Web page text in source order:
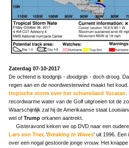
Zaterdag 07-10-2017
De ochtend is loodgrijs - doodgrijs- doch droog.
regen aan en de noordwestenwind maakt het
tropische storm over het schiereiland Yucatan
recordwarme water van de Golf uitgroeien tot de
Waarschijnlijk zal hij de Amerikaanse staat
wel of Trumporkanen aantrekt.
Gisteravond keken we op DVD naar een
Lars von Trier,'Breaking te Waves' uit 1996. Een
over een nogal gestoorde jonge vrouw. Het